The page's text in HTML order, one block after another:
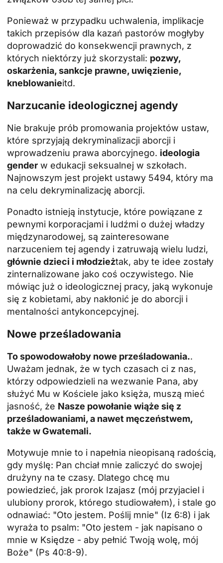
Ponieważ w przypadku uchwalenia, implikacje
takich przepisów dla kazań pastorów mogłyby
doprowadzić do konsekwencji prawnych, z
których niektórzy już skorzystali: pozwy,
oskarżenia, sankcje prawne, uwięzienie,
kneblowanieitd.
Narzucanie ideologicznej agendy
Nie brakuje prób promowania projektów ustaw,
które sprzyjają dekryminalizacji aborcji i
wprowadzeniu prawa aborcyjnego. ideologia
gender w edukacji seksualnej w szkołach.
Najnowszym jest projekt ustawy 5494, który ma
na celu dekryminalizację aborcji.
Ponadto istnieją instytucje, które powiązane z
pewnymi korporacjami i ludźmi o dużej władzy
międzynarodowej, są zainteresowane
narzuceniem tej agendy i zatruwają wielu ludzi,
głównie dzieci i młodzieżtak, aby te idee zostały
zinternalizowane jako coś oczywistego. Nie
mówiąc już o ideologicznej pracy, jaką wykonuje
się z kobietami, aby nakłonić je do aborcji i
mentalności antykoncepcyjnej.
Nowe prześladowania
To spowodowałoby nowe prześladowania..
Uważam jednak, że w tych czasach ci z nas,
którzy odpowiedzieli na wezwanie Pana, aby
służyć Mu w Kościele jako księża, muszą mieć
jasność, że Nasze powołanie wiąże się z
prześladowaniami, a nawet męczeństwem,
także w Gwatemali.
Motywuje mnie to i napełnia nieopisaną radością,
gdy myślę: Pan chciał mnie zaliczyć do swojej
drużyny na te czasy. Dlatego chcę mu
powiedzieć, jak prorok Izajasz (mój przyjaciel i
ulubiony prorok, którego studiowałem), i stale go
odnawiać: "Oto jestem. Poślij mnie" (Iz 6:8) i jak
wyraża to psalm: "Oto jestem - jak napisano o
mnie w Księdze - aby pełnić Twoją wolę, mój
Boże" (Ps 40:8-9).